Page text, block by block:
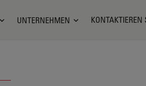
UNTERNEHMEN KONTAKTIEREN